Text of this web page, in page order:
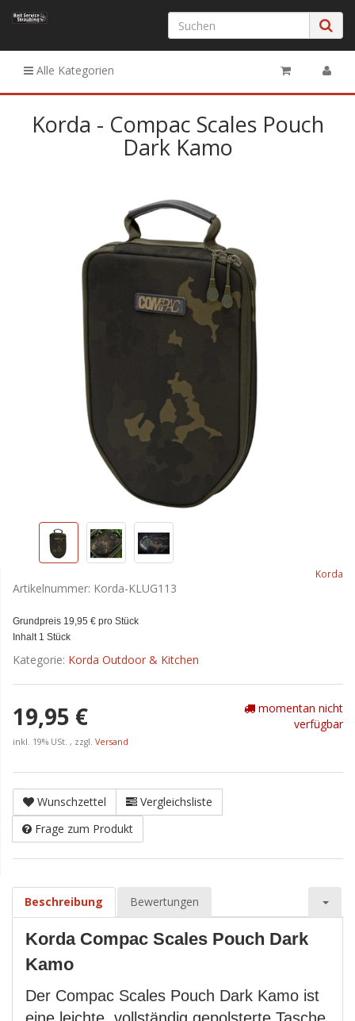
Alle Kategorien
Korda - Compac Scales Pouch
Dark Kamo
Korda
Artikelnummer: Korda-KLUG113
Grundpreis 19,95 € pro Stück
Inhalt 1 Stück
Kategorie: Korda Outdoor & Kitchen
19,95 €
inkl. 19% USt. , zzgl. Versand
momentan nicht
verfügbar
Wunschzettel
Vergleichsliste
Frage zum Produkt
Beschreibung Bewertungen
Korda Compac Scales Pouch Dark
Kamo
Der Compac Scales Pouch Dark Kamo ist